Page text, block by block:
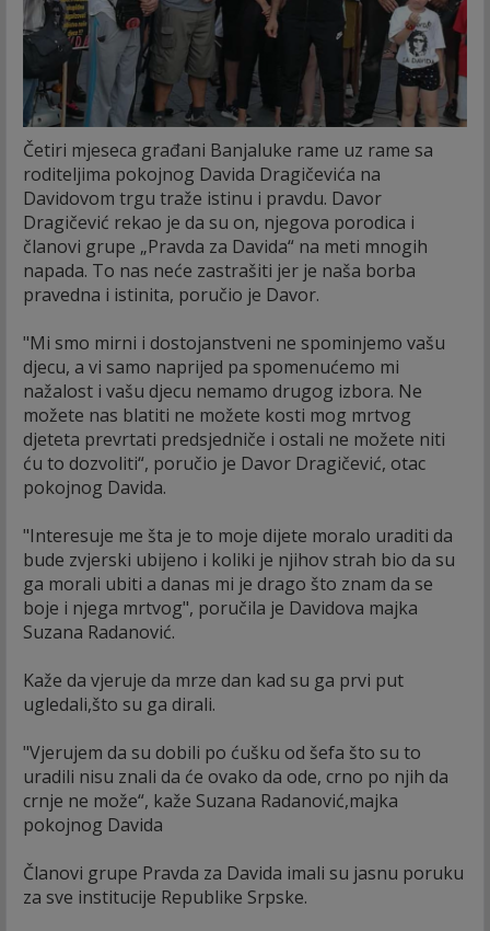
Četiri mjeseca građani Banjaluke rame uz rame sa
roditeljima pokojnog Davida Dragičevića na
Davidovom trgu traže istinu i pravdu. Davor
Dragičević rekao je da su on, njegova porodica i
članovi grupe „Pravda za Davida“ na meti mnogih
napada. To nas neće zastrašiti jer je naša borba
pravedna i istinita, poručio je Davor.
"Mi smo mirni i dostojanstveni ne spominjemo vašu
djecu, a vi samo naprijed pa spomenućemo mi
nažalost i vašu djecu nemamo drugog izbora. Ne
možete nas blatiti ne možete kosti mog mrtvog
djeteta prevrtati predsjedniče i ostali ne možete niti
ću to dozvoliti“, poručio je Davor Dragičević, otac
pokojnog Davida.
"Interesuje me šta je to moje dijete moralo uraditi da
bude zvjerski ubijeno i koliki je njihov strah bio da su
ga morali ubiti a danas mi je drago što znam da se
boje i njega mrtvog", poručila je Davidova majka
Suzana Radanović.
Kaže da vjeruje da mrze dan kad su ga prvi put
ugledali,što su ga dirali.
"Vjerujem da su dobili po ćušku od šefa što su to
uradili nisu znali da će ovako da ode, crno po njih da
crnje ne može“, kaže Suzana Radanović,majka
pokojnog Davida
Članovi grupe Pravda za Davida imali su jasnu poruku
za sve institucije Republike Srpske.